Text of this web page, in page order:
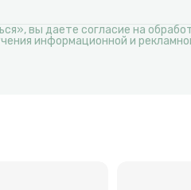
вы даете согласие на
информационной и